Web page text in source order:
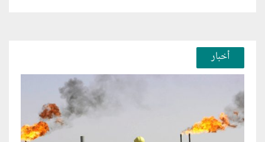
أخبار